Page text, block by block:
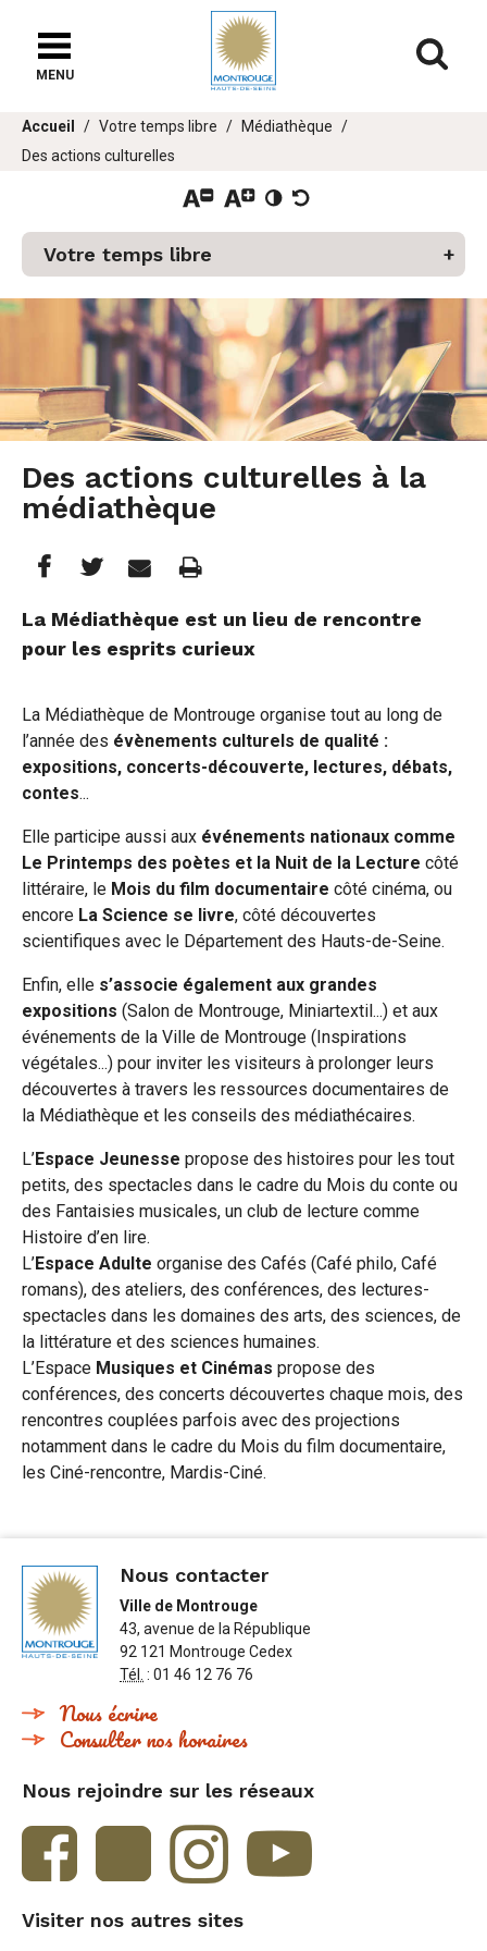
chat
MENU
Vous
êtes
Accueil Votre temps libre
Médiathèque
Des actions culturelles
Votre temps libre
Des actions culturelles à la
médiathèque
Partager
cette
page
Facebook
Partager
cette
page
Twitter
Partager
cette
page
e-
Imprimer
La Médiathèque est un lieu de rencontre
pour les esprits curieux
La Médiathèque de Montrouge organise tout au long de
l’année des évènements culturels de qualité :
expositions, concerts-découverte, lectures, débats,
contes...
Elle participe aussi aux événements nationaux comme
Le Printemps des poètes et la Nuit de la Lecture côté
littéraire, le Mois du film documentaire côté cinéma, ou
encore La Science se livre, côté découvertes
scientifiques avec le Département des Hauts-de-Seine.
Enfin, elle s’associe également aux grandes
expositions (Salon de Montrouge, Miniartextil...) et aux
événements de la Ville de Montrouge (Inspirations
végétales...) pour inviter les visiteurs à prolonger leurs
découvertes à travers les ressources documentaires de
la Médiathèque et les conseils des médiathécaires.
L’Espace Jeunesse propose des histoires pour les tout
petits, des spectacles dans le cadre du Mois du conte ou
des Fantaisies musicales, un club de lecture comme
Histoire d’en lire.
L’Espace Adulte organise des Cafés (Café philo, Café
romans), des ateliers, des conférences, des lectures-
spectacles dans les domaines des arts, des sciences, de
la littérature et des sciences humaines.
L’Espace Musiques et Cinémas propose des
conférences, des concerts découvertes chaque mois, des
rencontres couplées parfois avec des projections
notamment dans le cadre du Mois du film documentaire,
les Ciné-rencontre, Mardis-Ciné.
Nous contacter
Ville de Montrouge
43, avenue de la République
92 121 Montrouge Cedex
Tél.
: 01 46 12 76 76
Nous écrire
Consulter nos horaires
Nous rejoindre sur les réseaux
Visiter nos autres sites